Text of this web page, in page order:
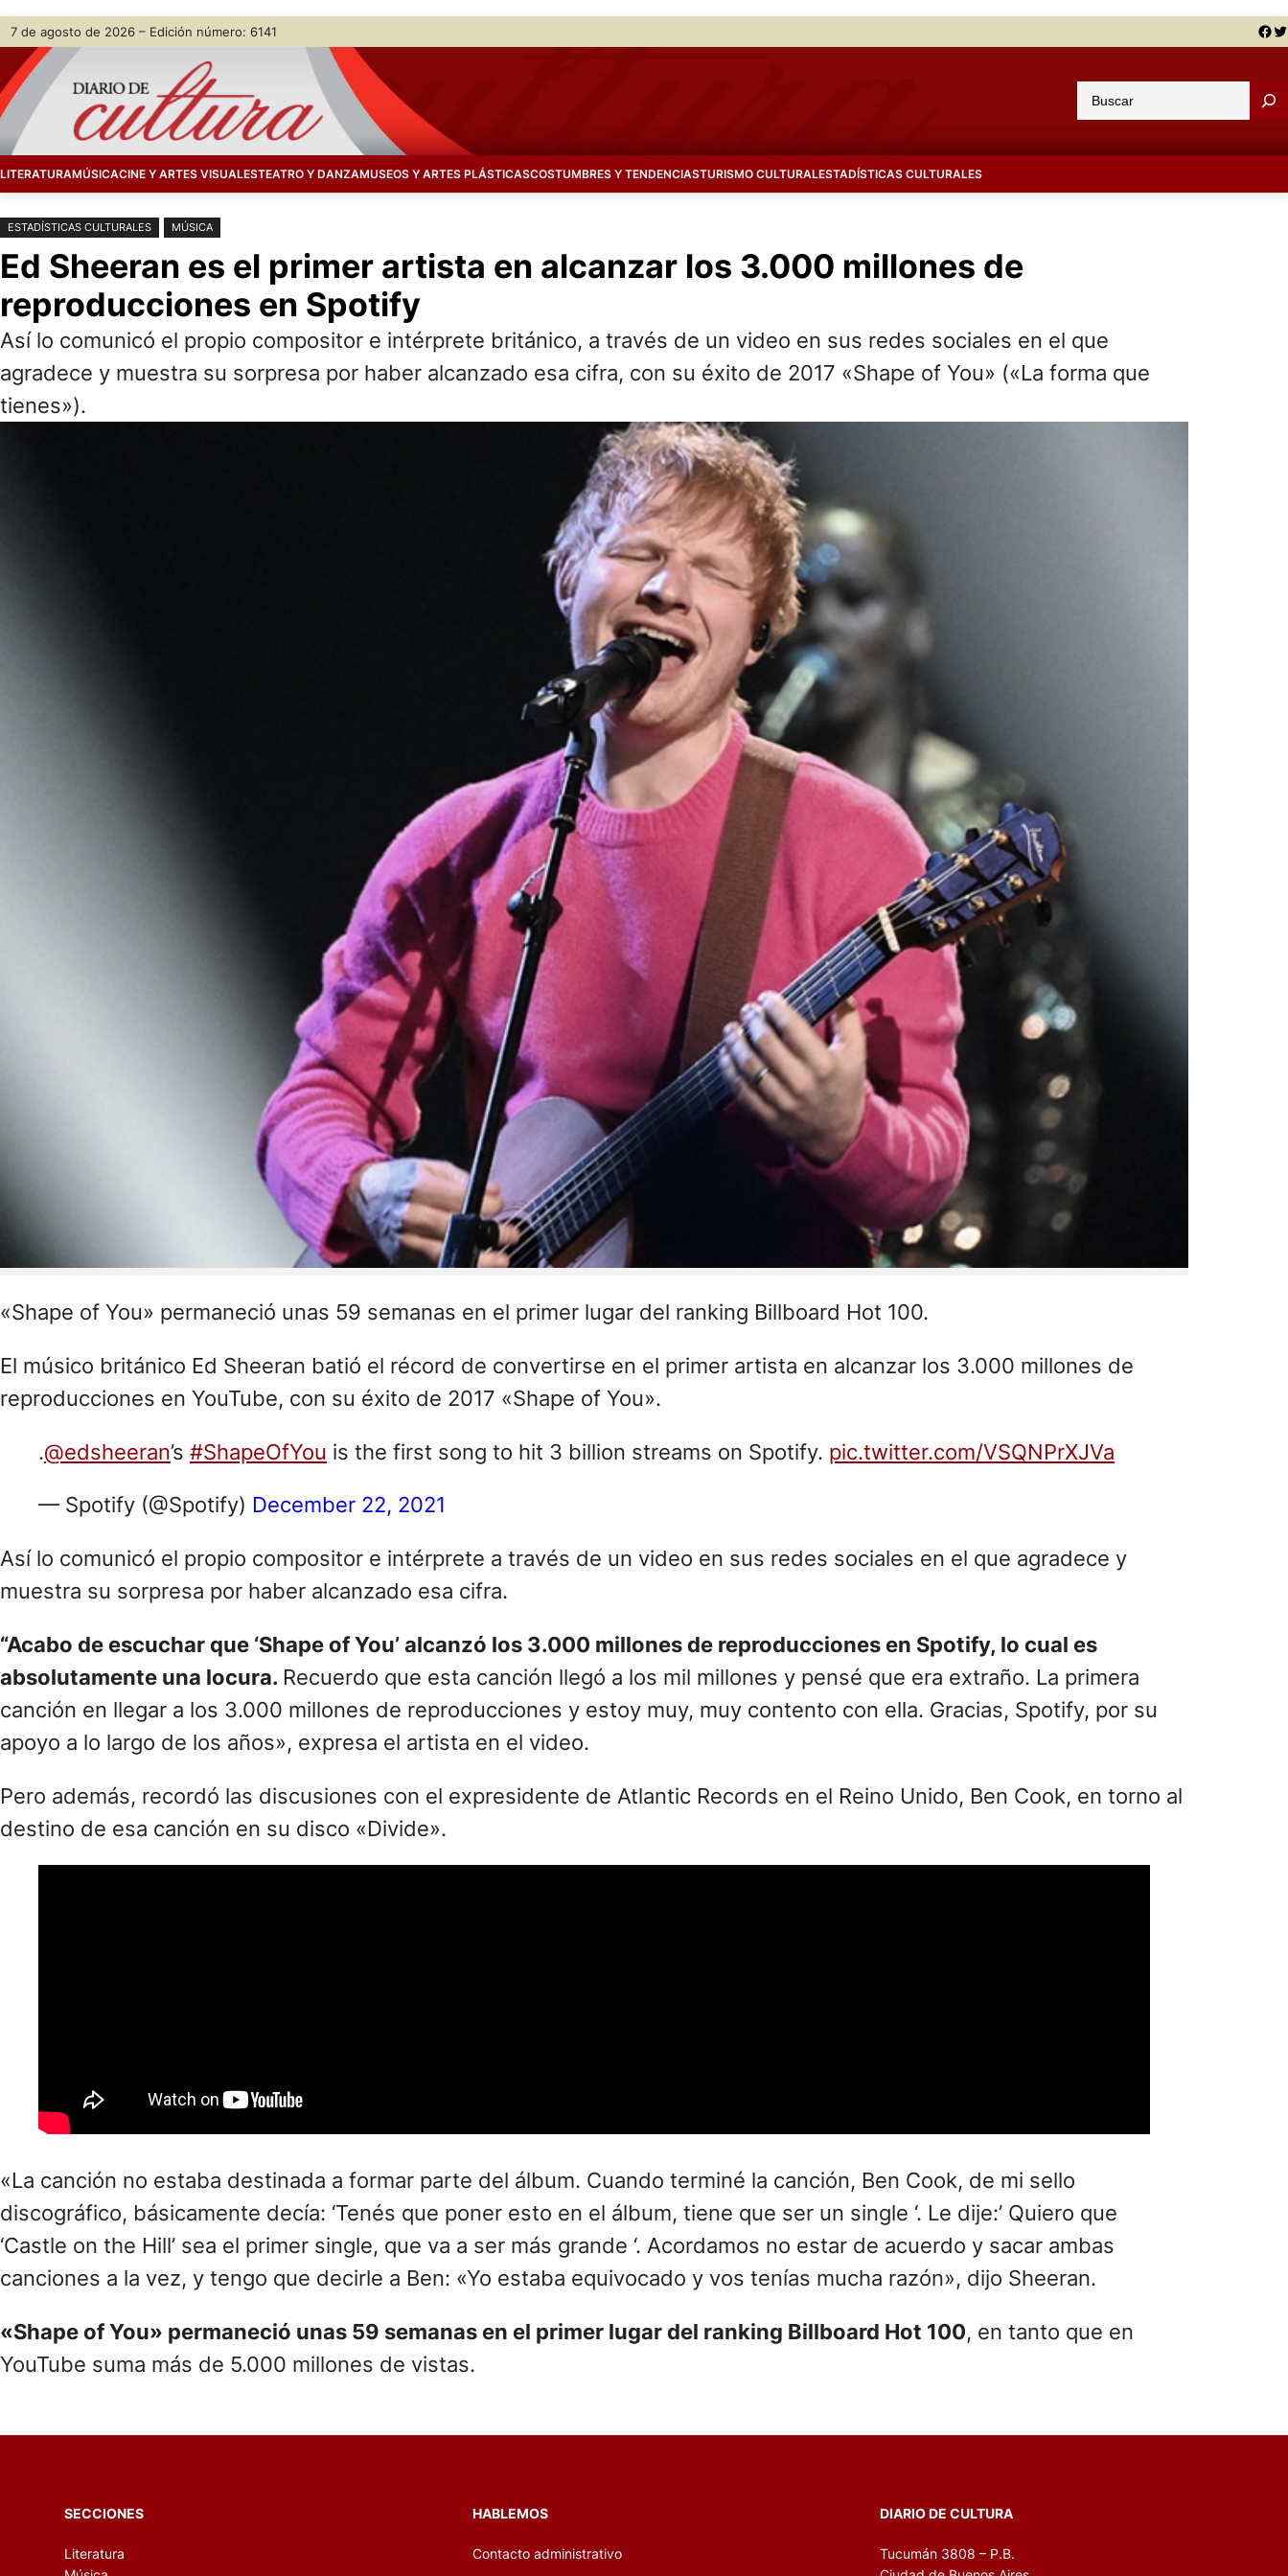
Saltar
contenido
Skip
content
7 de agosto de 2026 – Edición número: 6141 Facebook Twitter
u
a
LITERATURAMÚSICACINE Y ARTES VISUALESTEATRO Y DANZAMUSEOS Y ARTES PLÁSTICASCOSTUMBRES Y TENDENCIASTURISMO CULTURALESTADÍSTICAS CULTURALES
ESTADÍSTICAS CULTURALES MÚSICA
Ed Sheeran es el primer artista en alcanzar los 3.000 millones de
reproducciones en Spotify
Así lo comunicó el propio compositor e intérprete británico, a través de un video en sus redes sociales en el que
agradece y muestra su sorpresa por haber alcanzado esa cifra, con su éxito de 2017 «Shape of You» («La forma que
tienes»).
«Shape of You» permaneció unas 59 semanas en el primer lugar del ranking Billboard Hot 100.
El músico británico Ed Sheeran batió el récord de convertirse en el primer artista en alcanzar los 3.000 millones de
reproducciones en YouTube, con su éxito de 2017 «Shape of You».
.@edsheeran’s #ShapeOfYou is the first song to hit 3 billion streams on Spotify. pic.twitter.com/VSQNPrXJVa
— Spotify (@Spotify) December 22, 2021
Así lo comunicó el propio compositor e intérprete a través de un video en sus redes sociales en el que agradece y
muestra su sorpresa por haber alcanzado esa cifra.
“Acabo de escuchar que ‘Shape of You’ alcanzó los 3.000 millones de reproducciones en Spotify, lo cual es
absolutamente una locura. Recuerdo que esta canción llegó a los mil millones y pensé que era extraño. La primera
canción en llegar a los 3.000 millones de reproducciones y estoy muy, muy contento con ella. Gracias, Spotify, por su
apoyo a lo largo de los años», expresa el artista en el video.
Pero además, recordó las discusiones con el expresidente de Atlantic Records en el Reino Unido, Ben Cook, en torno al
destino de esa canción en su disco «Divide».
«La canción no estaba destinada a formar parte del álbum. Cuando terminé la canción, Ben Cook, de mi sello
discográfico, básicamente decía: ‘Tenés que poner esto en el álbum, tiene que ser un single ‘. Le dije:’ Quiero que
‘Castle on the Hill’ sea el primer single, que va a ser más grande ‘. Acordamos no estar de acuerdo y sacar ambas
canciones a la vez, y tengo que decirle a Ben: «Yo estaba equivocado y vos tenías mucha razón», dijo Sheeran.
«Shape of You» permaneció unas 59 semanas en el primer lugar del ranking Billboard Hot 100, en tanto que en
YouTube suma más de 5.000 millones de vistas.
SECCIONES
Literatura
HABLEMOS
Contacto administrativo
DIARIO DE CULTURA
Tucumán 3808 – P.B.